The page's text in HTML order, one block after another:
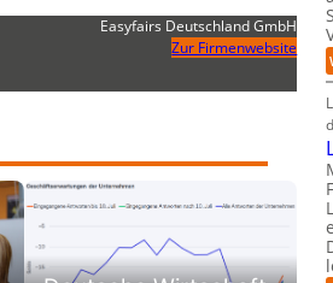
Easyfairs Deutschland GmbH
Zur Firmenwebsite